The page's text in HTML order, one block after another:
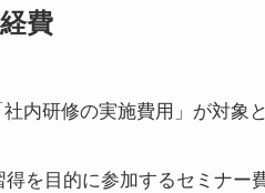
費
内研修の実施費用」が対象と
を目的に参加するセミナー